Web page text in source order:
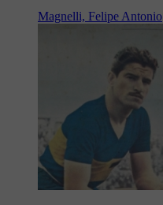
Magnelli, Felipe Antonio